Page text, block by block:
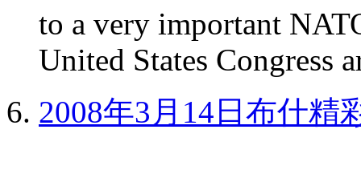
to a very important
United States Congress
2008年3月14日布什精